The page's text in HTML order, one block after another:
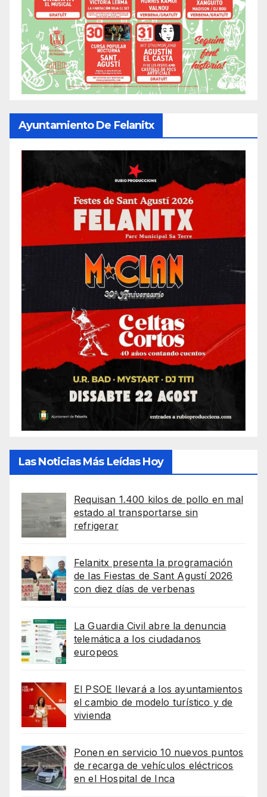
Ayuntamiento De Felanitx
Las Noticias Más Leídas Hoy
Requisan 1.400 kilos de pollo en mal
estado al transportarse sin
refrigerar
Felanitx presenta la programación
de las Fiestas de Sant Agustí 2026
con diez días de verbenas
La Guardia Civil abre la denuncia
telemática a los ciudadanos
europeos
El PSOE llevará a los ayuntamientos
el cambio de modelo turístico y de
vivienda
Ponen en servicio 10 nuevos puntos
de recarga de vehículos eléctricos
en el Hospital de Inca